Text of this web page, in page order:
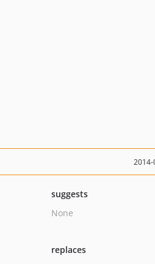
2014-
suggests
None
replaces